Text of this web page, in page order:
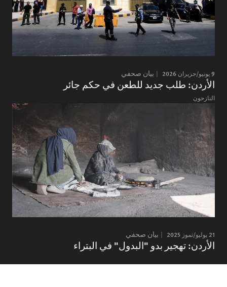
9 يونيو/حزيران 2026 بيان صحفي
الأردن: طلب جديد للطعن في حكم جائر
النازحون
21 يوليو/تموز 2025 بيان صحفي
الأردن: تهجير بدو "البدول" في البتراء